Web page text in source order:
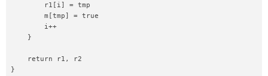
            } else {
                digit := b - '1'
                flip(i, j, digit)
            }
}